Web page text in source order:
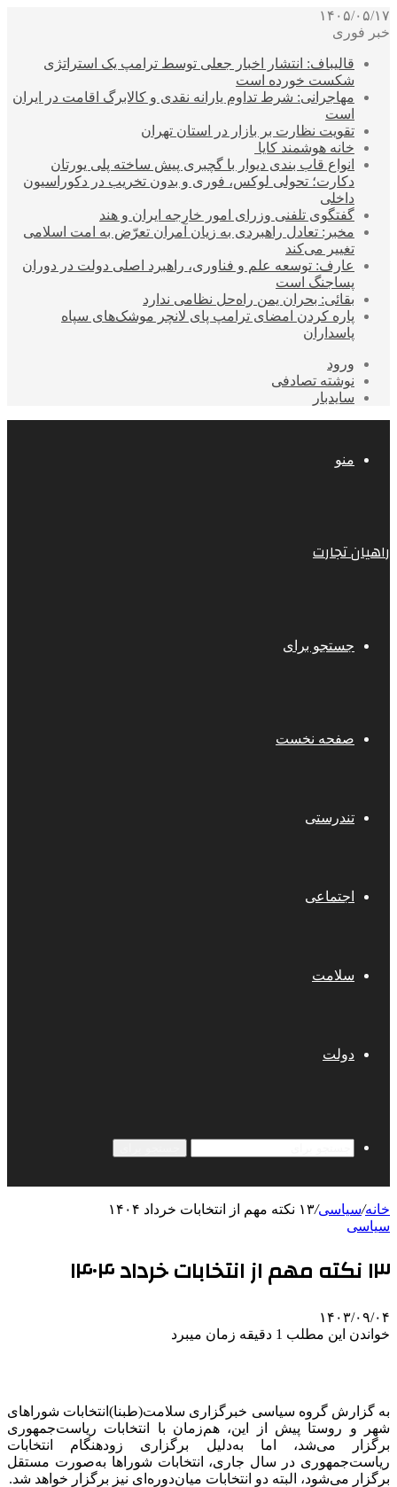
۱۴۰۵/۰۵/۱۷
خبر فوری
قالیباف: انتشار اخبار جعلی توسط ترامپ یک استراتژی
شکست خورده است
مهاجرانی: شرط تداوم یارانه نقدی و کالابرگ اقامت در ایران
است
تقویت نظارت بر بازار در استان تهران
خانه هوشمند کایا
انواع قاب بندی دیوار با گچبری پیش ساخته پلی یورتان
دکارت؛ تحولی لوکس، فوری و بدون تخریب در دکوراسیون
داخلی
گفتگوی تلفنی وزرای امور خارجه ایران و هند
مخبر: تعادل راهبردی به زیان آمران تعرّض به امت اسلامی
تغییر می‌کند
عارف: توسعه علم و فناوری، راهبرد اصلی دولت در دوران
پساجنگ است
بقائی: بحران یمن راه‌حل نظامی ندارد
پاره کردن امضای ترامپ پای لانچر موشک‌های سپاه
پاسداران
ورود
نوشته تصادفی
سایدبار
منو
راهیان تجارت
جستجو برای
صفحه نخست
تندرستی
اجتماعی
سلامت
دولت
خانه/سیاسی/۱۳ نکته مهم از انتخابات خرداد ۱۴۰۴
سیاسی
۱۳ نکته مهم از انتخابات خرداد ۱۴۰۴
۱۴۰۳/۰۹/۰۴
خواندن این مطلب 1 دقیقه زمان میبرد
به گزارش گروه سیاسی خبرگزاری سلامت(طبنا)انتخابات شوراهای
شهر و روستا پیش از این، هم‌زمان با انتخابات ریاست‌جمهوری
برگزار می‌شد، اما به‌دلیل برگزاری زودهنگام انتخابات
ریاست‌جمهوری در سال جاری، انتخابات شوراها به‌صورت مستقل
برگزار می‌شود، البته دو انتخابات میان‌دوره‌ای نیز برگزار خواهد شد.